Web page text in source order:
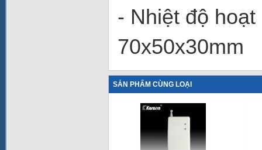
- Nhiệt độ
70x50x30mm
SẢN PHẨM CÙNG LOẠI